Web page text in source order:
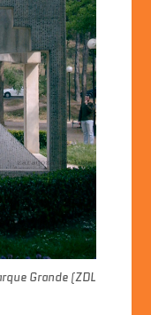
Grande (ZDL